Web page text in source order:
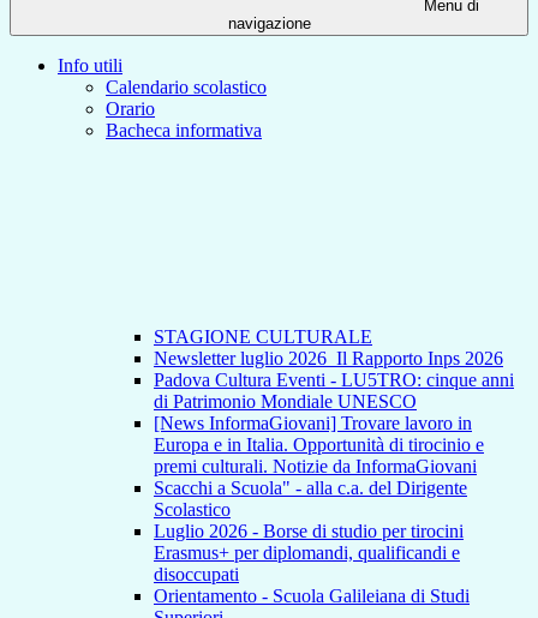
Menu di
navigazione
Info utili
Calendario scolastico
Orario
Bacheca informativa
STAGIONE CULTURALE
Newsletter luglio 2026_Il Rapporto Inps 2026
Padova Cultura Eventi - LU5TRO: cinque anni
di Patrimonio Mondiale UNESCO
[News InformaGiovani] Trovare lavoro in
Europa e in Italia. Opportunità di tirocinio e
premi culturali. Notizie da InformaGiovani
Scacchi a Scuola" - alla c.a. del Dirigente
Scolastico
Luglio 2026 - Borse di studio per tirocini
Erasmus+ per diplomandi, qualificandi e
disoccupati
Orientamento - Scuola Galileiana di Studi